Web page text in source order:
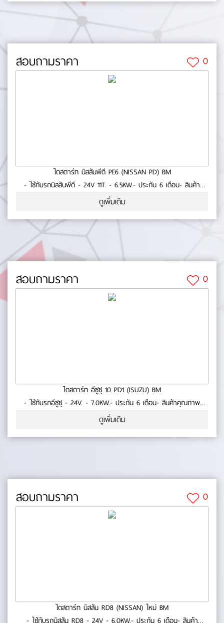
สอบถามราคา 0
ไดสตาร์ท นิสสันพีดี PE6 (NISSAN PD) BM
- ใช้กับรถนิสสันพีดี - 24V 11T. - 6.5KW.- ประกัน 6 เดือน- สินค้า
คุณภาพ No.0-23-82
ดูเพิ่มเติม
สอบถามราคา 0
ไดสตาร์ท อีซูซุ 10 PD1 (ISUZU) BM
- ใช้กับรถอีซูซุ - 24V. - 7.0KW.- ประกัน 6 เดือน- สินค้าคุณภาพ
No.0-23-81
ดูเพิ่มเติม
สอบถามราคา 0
ไดสตาร์ท นิสสัน RD8 (NISSAN) ใหม่ BM